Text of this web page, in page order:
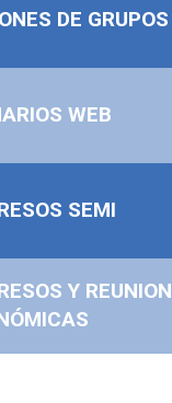
DE
WEB
SEMI
Y